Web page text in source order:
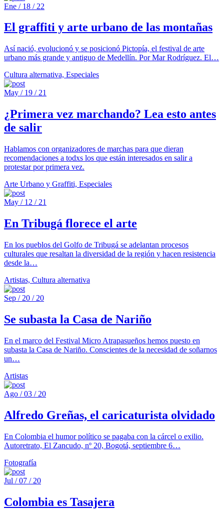
Ene / 18 / 22
El graffiti y arte urbano de las montañas
Así nació, evolucionó y se posicionó Pictopía, el festival de arte
urbano más grande y antiguo de Medellín. Por Mar Rodríguez. El…
Cultura alternativa, Especiales
May / 19 / 21
¿Primera vez marchando? Lea esto antes
de salir
Hablamos con organizadores de marchas para que dieran
recomendaciones a todxs los que están interesados en salir a
protestar por primera vez.
Arte Urbano y Graffiti, Especiales
May / 12 / 21
En Tribugá florece el arte
En los pueblos del Golfo de Tribugá se adelantan procesos
culturales que resaltan la diversidad de la región y hacen resistencia
desde la…
Artistas, Cultura alternativa
Sep / 20 / 20
Se subasta la Casa de Nariño
En el marco del Festival Micro Atrapasueños hemos puesto en
subasta la Casa de Nariño. Conscientes de la necesidad de soñarnos
un…
Artistas
Ago / 03 / 20
Alfredo Greñas, el caricaturista olvidado
En Colombia el humor político se pagaba con la cárcel o exilio.
Autoretrato, El Zancudo, nº 20, Bogotá, septiembre 6…
Fotografía
Jul / 07 / 20
Colombia es Tasajera